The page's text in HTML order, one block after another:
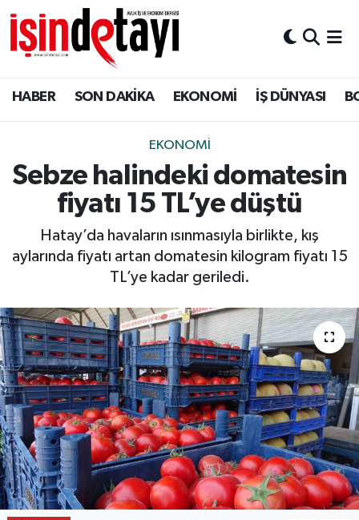
HABER SON DAKİKA EKONOMİ İŞ DÜNYASI
EKONOMİ
Sebze halindeki domatesin
fiyatı 15 TL’ye düştü
Hatay’da havaların ısınmasıyla birlikte, kış
aylarında fiyatı artan domatesin kilogram fiyatı 15
TL’ye kadar geriledi.
DÜNYA
Eğitim
ENERJİ HABERİ
HABER
LOJİSTİK
MAGAZİN
OTO DETAY
SAĞLIK
SON DAKİKA
SPOR
Nöbetçi Eczaneler
Hava Durumu
İstanbul Namaz Vakitleri
Trafik Durumu
Tüm Manşetler
Son Dakika Haberleri
Haber Arşivi